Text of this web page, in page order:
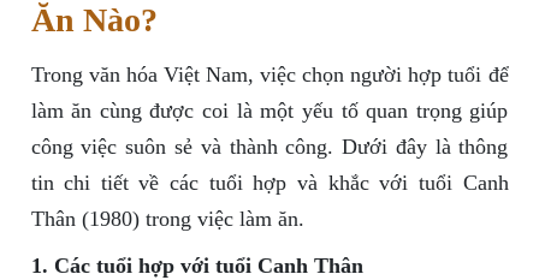
Ăn Nào?
Trong văn hóa Việt Nam, việc chọn người hợp tuổi để
làm ăn cùng được coi là một yếu tố quan trọng giúp
công việc suôn sẻ và thành công. Dưới đây là thông
tin chi tiết về các tuổi hợp và khắc với tuổi Canh
Thân (1980) trong việc làm ăn.
1. Các tuổi hợp với tuổi Canh Thân